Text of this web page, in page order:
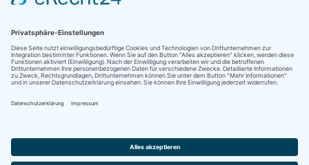
Impressum
Datenschutz
AGB
Widerruf